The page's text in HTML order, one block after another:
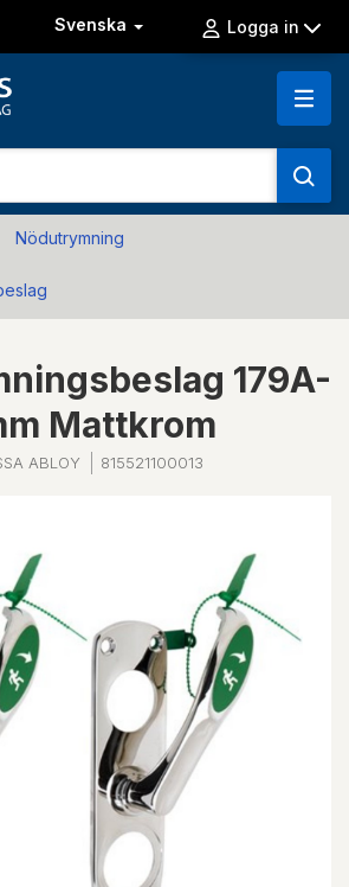
Svenska Logga in
Nödutrymning
179A-
Mattkrom
ABLOY 815521100013